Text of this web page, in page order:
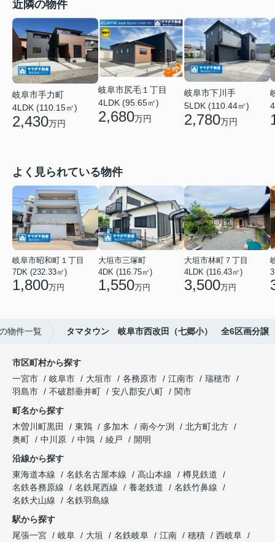
近隣の物件
岐阜市手力町
4LDK (110.15㎡)
2,430万円
岐阜市尻毛１丁目
4LDK (95.65㎡)
2,680万円
岐阜市下川手
5LDK (110.44㎡)
2,780万円
よく見られている物件
岐阜市昭和町１丁目
7DK (232.33㎡)
1,800万円
大垣市三塚町
4DK (116.75㎡)
1,550万円
大垣市林町７丁目
4LDK (116.43㎡)
3,500万円
物件一覧 タマタウン 岐阜市西改田（七郷小） 全6区画分譲
市区町村から探す
一宮市
岐阜市 大垣市 各務原市 江南市
瑞穂市
羽島市
不破郡垂井町 安八郡安八町
関市
町名から探す
木曽川町黒田
東鶉 多加木 南今ケ渕
北方町北方
奥町
中川原 中鶉 綾戸
開明
沿線から探す
東海道本線
名鉄名古屋本線 高山本線
樽見鉄道
名鉄各務原線
名鉄尾西線 養老鉄道
名鉄竹鼻線
名鉄犬山線
名鉄羽島線
駅から探す
尾張一宮
岐阜 大垣 名鉄岐阜 江南 穂積
西岐阜